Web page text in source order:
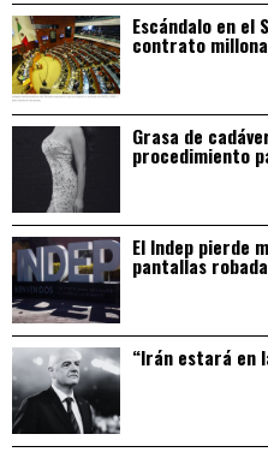
Escándalo en el
contrato
Grasa de
procedimiento
El Indep pierde
pantallas
“Irán estará en